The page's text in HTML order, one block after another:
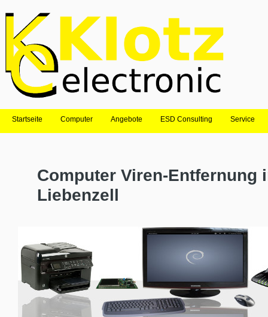
Startseite Computer Angebote ESD Consulting Service
Computer Viren-Entfernung
Liebenzell